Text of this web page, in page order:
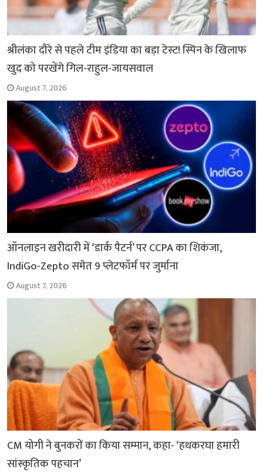
श्रीलंका दौरे से पहले टीम इंडिया का बड़ा टेस्ट! स्पिन के खिलाफ
खुद को परखेंगे गिल-राहुल-जायसवाल
August 7, 2026
ऑनलाइन खरीदारी में ‘डार्क पैटर्न’ पर CCPA का शिकंजा,
IndiGo-Zepto समेत 9 प्लेटफॉर्म पर जुर्माना
August 7, 2026
CM योगी ने बुनकरों का किया सम्मान, कहा- ‘हथकरघा हमारी
सांस्कृतिक पहचान’